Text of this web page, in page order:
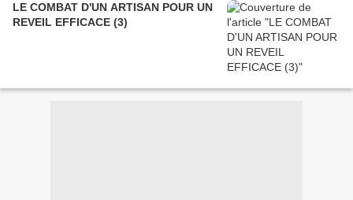
LE COMBAT D'UN ARTISAN POUR UN
REVEIL EFFICACE (3)